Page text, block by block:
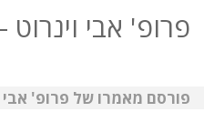
פרופ' אבי
פורסם מאמרו של פרופ' אבי